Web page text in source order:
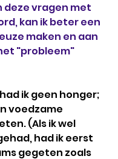
deze vragen met
kan ik beter een
maken en aan
"probleem"
ik geen honger;
voedzame
(Als ik wel
had ik eerst
gegeten zoals